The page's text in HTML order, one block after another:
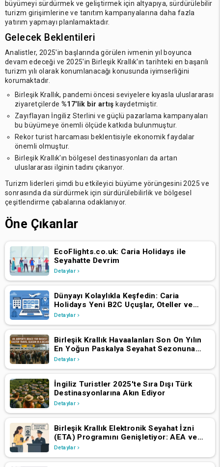
büyümeyi sürdürmek ve geliştirmek için altyapıya, sürdürülebilir
turizm girişimlerine ve tanıtım kampanyalarına daha fazla
yatırım yapmayı planlamaktadır.
Gelecek Beklentileri
Analistler, 2025'in başlarında görülen ivmenin yıl boyunca
devam edeceği ve 2025'in Birleşik Krallık'ın tarihteki en başarılı
turizm yılı olarak konumlanacağı konusunda iyimserliğini
korumaktadır.
Birleşik Krallık, pandemi öncesi seviyelere kıyasla uluslararası
ziyaretçilerde%17'lik bir artış kaydetmiştir.
Zayıflayan İngiliz Sterlini ve güçlü pazarlama kampanyaları
bu büyümeye önemli ölçüde katkıda bulunmuştur.
Rekor turist harcaması beklentisiyle ekonomik faydalar
önemli olmuştur.
Birleşik Krallık'ın bölgesel destinasyonları da artan
uluslararası ilginin tadını çıkarıyor.
Turizm liderleri şimdi bu etkileyici büyüme yörüngesini 2025 ve
sonrasında da sürdürmek için sürdürülebilirlik ve bölgesel
çeşitlendirme çabalarına odaklanıyor.
Öne Çıkanlar
EcoFlights.co.uk: Caria Holidays ile
Seyahatte Devrim
Detaylar
Dünyayı Kolaylıkla Keşfedin: Caria
Holidays Yeni B2C Uçuşlar, Oteller ve
Tatil Paketleri Platformunu Başlattı
Detaylar
Birleşik Krallık Havaalanları Son On Yılın
En Yoğun Paskalya Seyahat Sezonuna
Hazırlanıyor
Detaylar
İngiliz Turistler 2025'te Sıra Dışı Türk
Destinasyonlarına Akın Ediyor
Detaylar
Birleşik Krallık Elektronik Seyahat İzni
(ETA) Programını Genişletiyor: AEA ve
İsviçre Vatandaşlarının 2 Nisan 2025'ten
Detaylar